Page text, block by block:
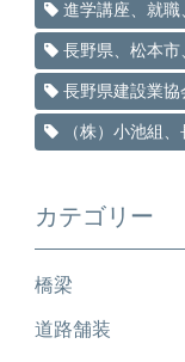
進学講座、就職
長野県、松本市
長野県建設業協
（株）小池組
カテゴリー
橋梁
道路舗装